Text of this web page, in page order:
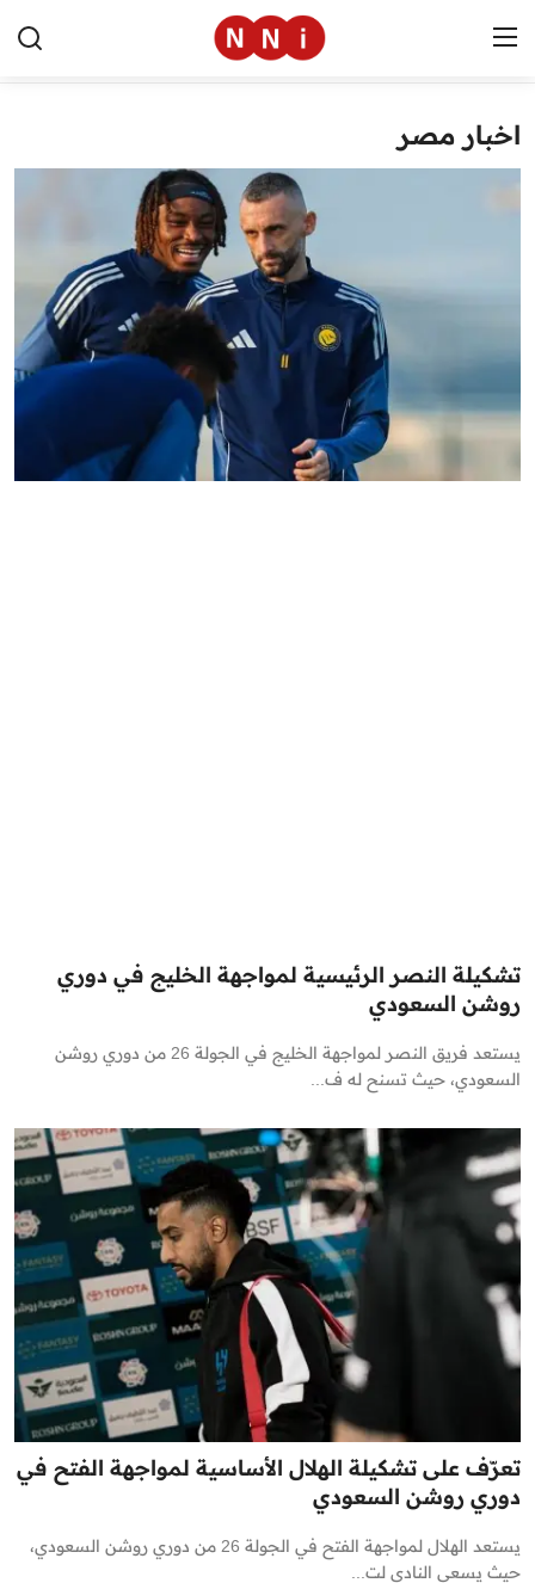
الرئيسية
مال وأعمال
تقنية
التعليم
اخبار مصر
تشكيلة النصر الرئيسية لمواجهة الخليج في دوري
روشن السعودي
يستعد فريق النصر لمواجهة الخليج في الجولة 26 من دوري روشن
السعودي، حيث تسنح له ف...
تعرّف على تشكيلة الهلال الأساسية لمواجهة الفتح في
دوري روشن السعودي
يستعد الهلال لمواجهة الفتح في الجولة 26 من دوري روشن السعودي،
حيث يسعى النادي لت...